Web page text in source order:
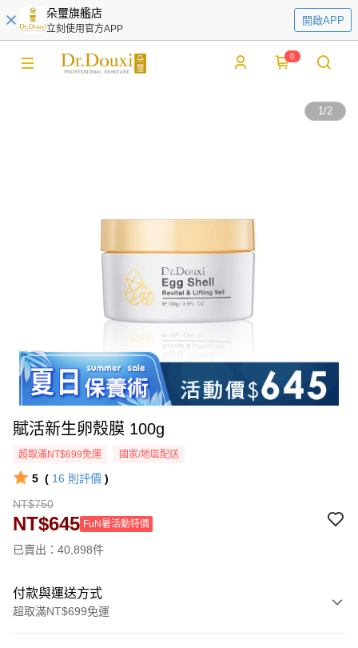
朵璽旗艦店
立刻使用官方APP
開啟APP
0
1/2
賦活新生卵殼膜 100g
超取滿NT$699免運 國家/地區配送
5 ( 16 則評價 )
NT$750
NT$645 FuN暑活動特價
已賣出：40,898件
付款與運送方式
超取滿NT$699免運